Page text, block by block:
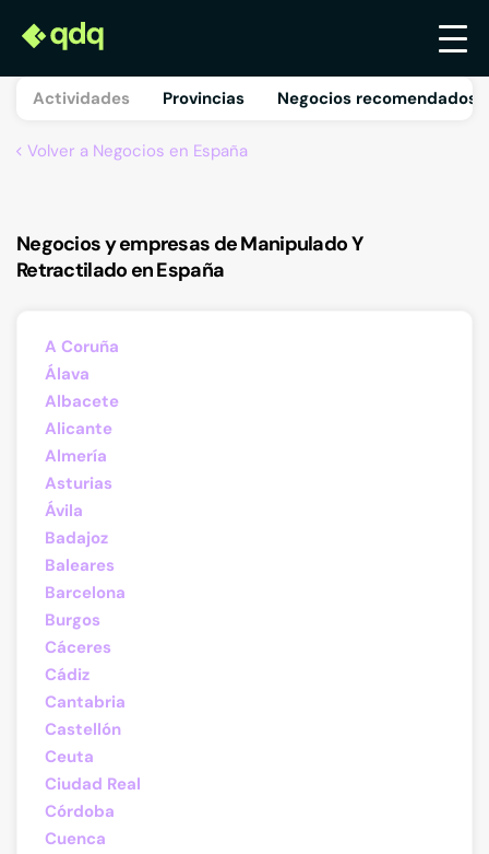
Actividades Provincias Negocios recomendados
Volver a Negocios en España
Negocios y empresas de Manipulado Y
Retractilado en España
A Coruña
Álava
Albacete
Alicante
Almería
Asturias
Ávila
Badajoz
Baleares
Barcelona
Burgos
Cáceres
Cádiz
Cantabria
Castellón
Ceuta
Ciudad Real
Córdoba
Cuenca